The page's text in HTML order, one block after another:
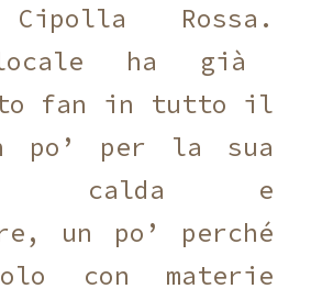
Rossa.
ha già
fan in tutto il
po’ per la sua
calda e
un po’ perché
con materie